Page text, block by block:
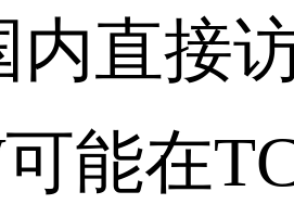
内直接
可能在